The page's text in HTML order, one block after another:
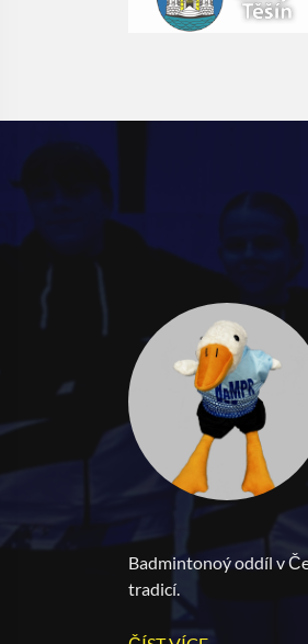
Badmintonoý oddíl v
tradicí.